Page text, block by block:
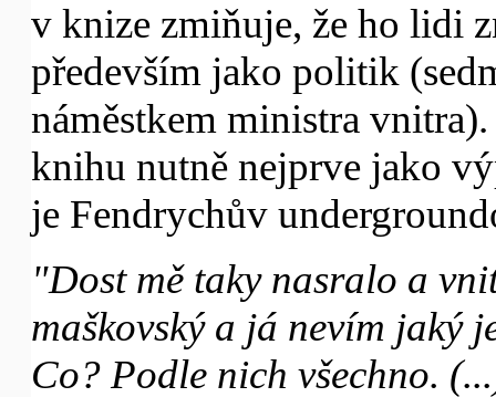
v knize zmiňuje, že ho lidi
především jako politik
náměstkem ministra
knihu nutně nejprve jako
je Fendrychův
"Dost mě taky nasralo a
maškovský a já nevím jaký
Co? Podle nich všechno.